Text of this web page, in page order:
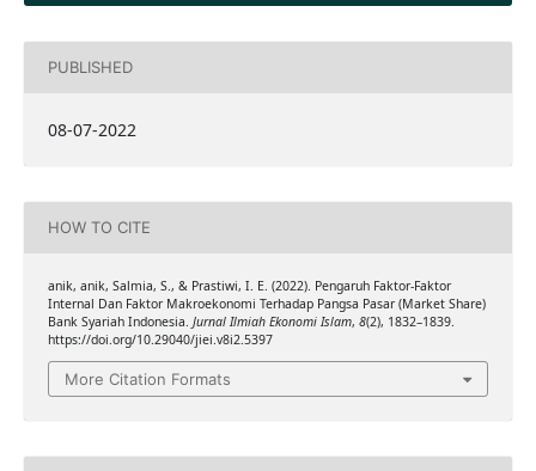
PUBLISHED
08-07-2022
HOW TO CITE
anik, anik, Salmia, S., & Prastiwi, I. E. (2022). Pengaruh Faktor-Faktor
Internal Dan Faktor Makroekonomi Terhadap Pangsa Pasar (Market Share)
Bank Syariah Indonesia. Jurnal Ilmiah Ekonomi Islam, 8(2), 1832–1839.
https://doi.org/10.29040/jiei.v8i2.5397
More Citation Formats